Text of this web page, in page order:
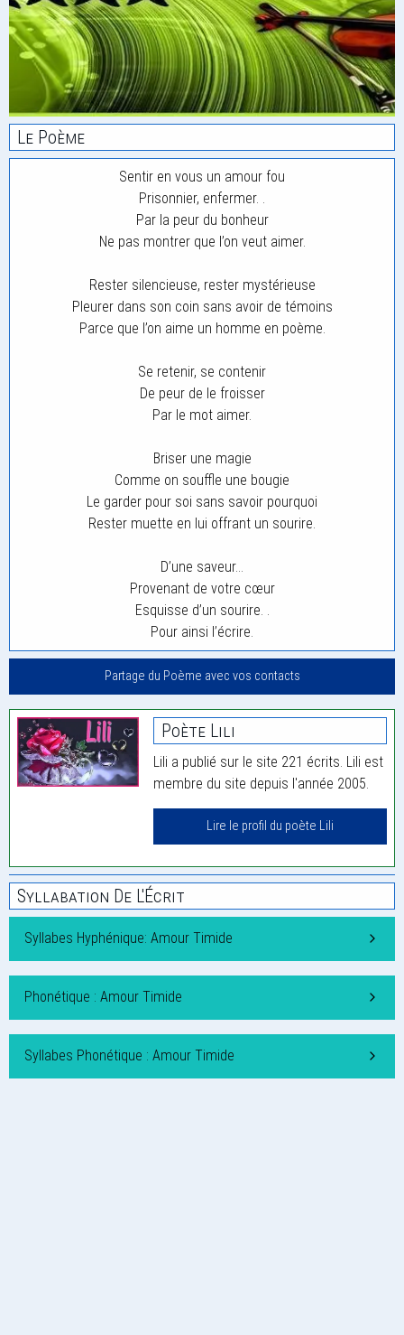
Le Poème
Sentir en vous un amour fou
Prisonnier, enfermer. .
Par la peur du bonheur
Ne pas montrer que l’on veut aimer.
Rester silencieuse, rester mystérieuse
Pleurer dans son coin sans avoir de témoins
Parce que l’on aime un homme en poème.
Se retenir, se contenir
De peur de le froisser
Par le mot aimer.
Briser une magie
Comme on souffle une bougie
Le garder pour soi sans savoir pourquoi
Rester muette en lui offrant un sourire.
D’une saveur…
Provenant de votre cœur
Esquisse d’un sourire. .
Pour ainsi l’écrire.
Partage du Poème avec vos contacts
Poète Lili
Lili a publié sur le site 221 écrits. Lili est
membre du site depuis l'année 2005.
Lire le profil du poète Lili
Syllabation De L'Écrit
Syllabes Hyphénique: Amour Timide
Phonétique : Amour Timide
Syllabes Phonétique : Amour Timide